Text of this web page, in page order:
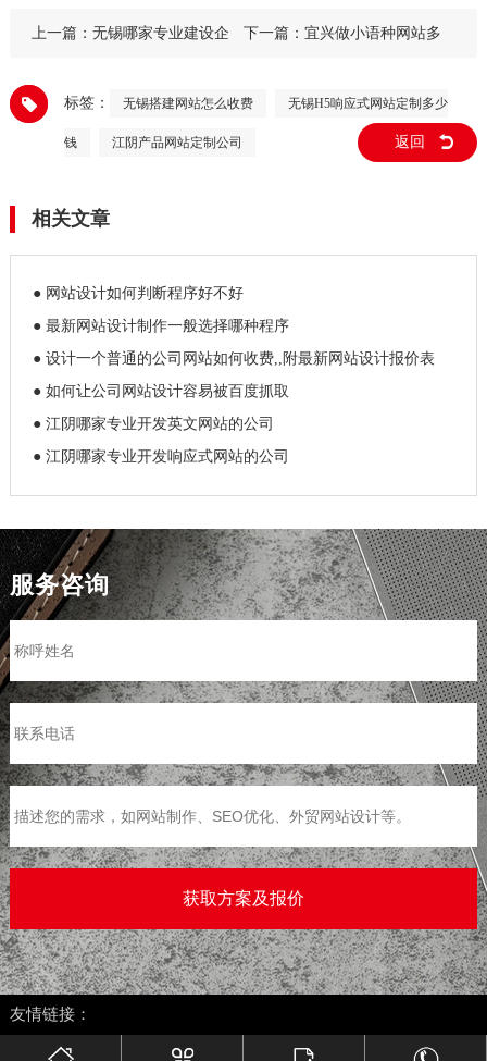
上一篇： 无锡哪家专业建设企
业网站的公司
下一篇： 宜兴做小语种网站多
标签：
无锡搭建网站怎么收费 无锡H5响应式网站定制多少
钱 江阴产品网站定制公司 返回
相关文章
● 网站设计如何判断程序好不好
● 最新网站设计制作一般选择哪种程序
● 设计一个普通的公司网站如何收费,,附最新网站设计报价表
● 如何让公司网站设计容易被百度抓取
● 江阴哪家专业开发英文网站的公司
● 江阴哪家专业开发响应式网站的公司
服务咨询
>
友情链接：